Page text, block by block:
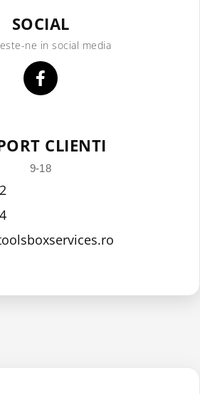
SOCIAL
ne in social media
CLIENTI
9-18